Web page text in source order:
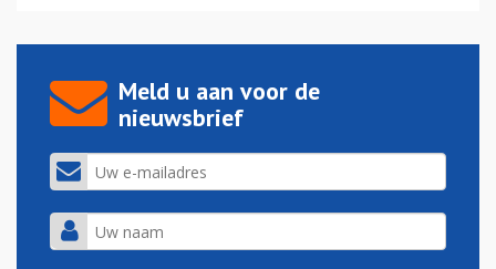
Meld u aan voor de
nieuwsbrief